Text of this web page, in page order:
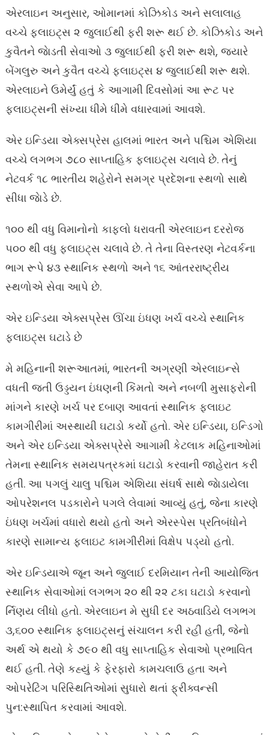
એરલાઇન અનુસાર, ઓમાનમાં કોઝિકોડ અને સલાલાહ
વચ્ચે ફ્લાઇટ્સ ૨ જુલાઈથી ફરી શરૂ થઈ છે. કોઝિકોડ અને
કુવૈતને જાેડતી સેવાઓ ૩ જુલાઈથી ફરી શરૂ થશે, જ્યારે
બેંગલુરુ અને કુવૈત વચ્ચે ફ્લાઇટ્સ ૪ જુલાઈથી શરૂ થશે.
એરલાઇને ઉમેર્યું હતું કે આગામી દિવસોમાં આ રૂટ પર
ફ્લાઇટ્સની સંખ્યા ધીમે ધીમે વધારવામાં આવશે.
એર ઇન્ડિયા એક્સપ્રેસ હાલમાં ભારત અને પશ્ચિમ એશિયા
વચ્ચે લગભગ ૭૮૦ સાપ્તાહિક ફ્લાઇટ્સ ચલાવે છે. તેનું
નેટવર્ક ૧૮ ભારતીય શહેરોને સમગ્ર પ્રદેશના સ્થળો સાથે
સીધા જાેડે છે.
૧૦૦ થી વધુ વિમાનોનો કાફલો ધરાવતી એરલાઇન દરરોજ
૫૦૦ થી વધુ ફ્લાઇટ્સ ચલાવે છે. તે તેના વિસ્તરણ નેટવર્કના
ભાગ રૂપે ૪૩ સ્થાનિક સ્થળો અને ૧૬ આંતરરાષ્ટ્રીય
સ્થળોએ સેવા આપે છે.
એર ઇન્ડિયા એક્સપ્રેસ ઊંચા ઇંધણ ખર્ચ વચ્ચે સ્થાનિક
ફ્લાઇટ્સ ઘટાડે છે
મે મહિનાની શરૂઆતમાં, ભારતની અગ્રણી એરલાઇન્સે
વધતી જતી ઉડ્ડયન ઇંધણની કિંમતો અને નબળી મુસાફરોની
માંગને કારણે ખર્ચ પર દબાણ આવતાં સ્થાનિક ફ્લાઇટ
કામગીરીમાં અસ્થાયી ઘટાડો કર્યો હતો. એર ઇન્ડિયા, ઇન્ડિગો
અને એર ઇન્ડિયા એક્સપ્રેસે આગામી કેટલાક મહિનાઓમાં
તેમના સ્થાનિક સમયપત્રકમાં ઘટાડો કરવાની જાહેરાત કરી
હતી. આ પગલું ચાલુ પશ્ચિમ એશિયા સંઘર્ષ સાથે જાેડાયેલા
ઓપરેશનલ પડકારોને પગલે લેવામાં આવ્યું હતું, જેના કારણે
ઇંધણ ખર્ચમાં વધારો થયો હતો અને એરસ્પેસ પ્રતિબંધોને
કારણે સામાન્ય ફ્લાઇટ કામગીરીમાં વિક્ષેપ પડ્યો હતો.
એર ઇન્ડિયાએ જૂન અને જુલાઈ દરમિયાન તેની આયોજિત
સ્થાનિક સેવાઓમાં લગભગ ૨૦ થી ૨૨ ટકા ઘટાડો કરવાનો
ર્નિણય લીધો હતો. એરલાઇન મે સુધી દર અઠવાડિયે લગભગ
૩,૬૦૦ સ્થાનિક ફ્લાઇટ્સનું સંચાલન કરી રહી હતી, જેનો
અર્થ એ થયો કે ૭૯૦ થી વધુ સાપ્તાહિક સેવાઓ પ્રભાવિત
થઈ હતી. તેણે કહ્યું કે ફેરફારો કામચલાઉ હતા અને
ઓપરેટિંગ પરિસ્થિતિઓમાં સુધારો થતાં ફ્રીક્વન્સી
પુન:સ્થાપિત કરવામાં આવશે.